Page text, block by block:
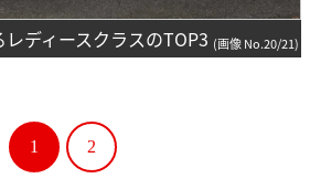
ディースクラスのTOP3 (画像 No.20/21)
1 2